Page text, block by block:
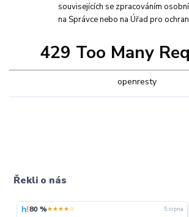
souvisejících se zpracováním
na Správce nebo na Úřad pro
429 Too Many
openresty
Řekli o nás
80 %★★★★☆ 5. srpna